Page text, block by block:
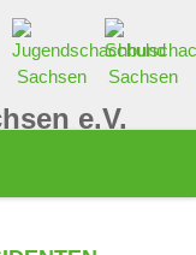
e.V.